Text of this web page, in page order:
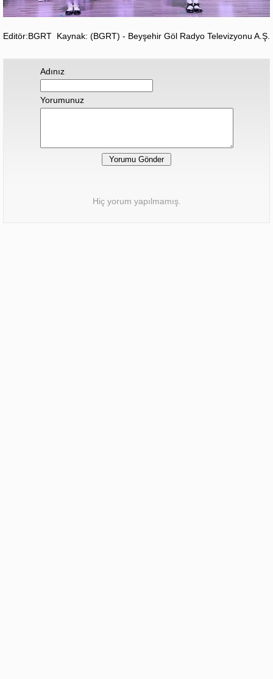
Editör:BGRT Kaynak: (BGRT) - Beyşehir Göl Radyo Televizyonu A.Ş.
Adınız
Yorumunuz
Hiç yorum yapılmamış.